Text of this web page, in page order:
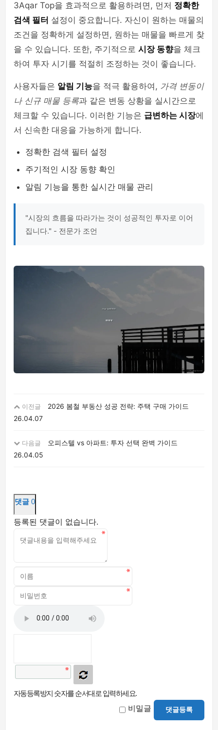
3Aqar Top을 효과적으로 활용하려면, 먼저 정확한
검색 필터 설정이 중요합니다. 자신이 원하는 매물의
조건을 정확하게 설정하면, 원하는 매물을 빠르게 찾
을 수 있습니다. 또한, 주기적으로 시장 동향을 체크
하여 투자 시기를 적절히 조정하는 것이 좋습니다.
사용자들은 알림 기능을 적극 활용하여, 가격 변동이
나 신규 매물 등록과 같은 변동 상황을 실시간으로
체크할 수 있습니다. 이러한 기능은 급변하는 시장에
서 신속한 대응을 가능하게 합니다.
정확한 검색 필터 설정
주기적인 시장 동향 확인
알림 기능을 통한 실시간 매물 관리
"시장의 흐름을 따라가는 것이 성공적인 투자로 이어
집니다." - 전문가 조언
이전글
2026 봄철 부동산 성공 전략: 주택 구매 가이드
26.04.07
다음글
오피스텔 vs 아파트: 투자 선택 완벽 가이드
26.04.05
댓글 0
등록된 댓글이 없습니다.
자동등록방지 숫자를 순서대로 입력하세요.
비밀글 댓글등록